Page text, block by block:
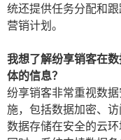
统还提供任务分配和
营销计划。
我想了解纷享销客在
体的信息？
纷享销客非常重视数
施，包括数据加密、
数据存储在安全的云